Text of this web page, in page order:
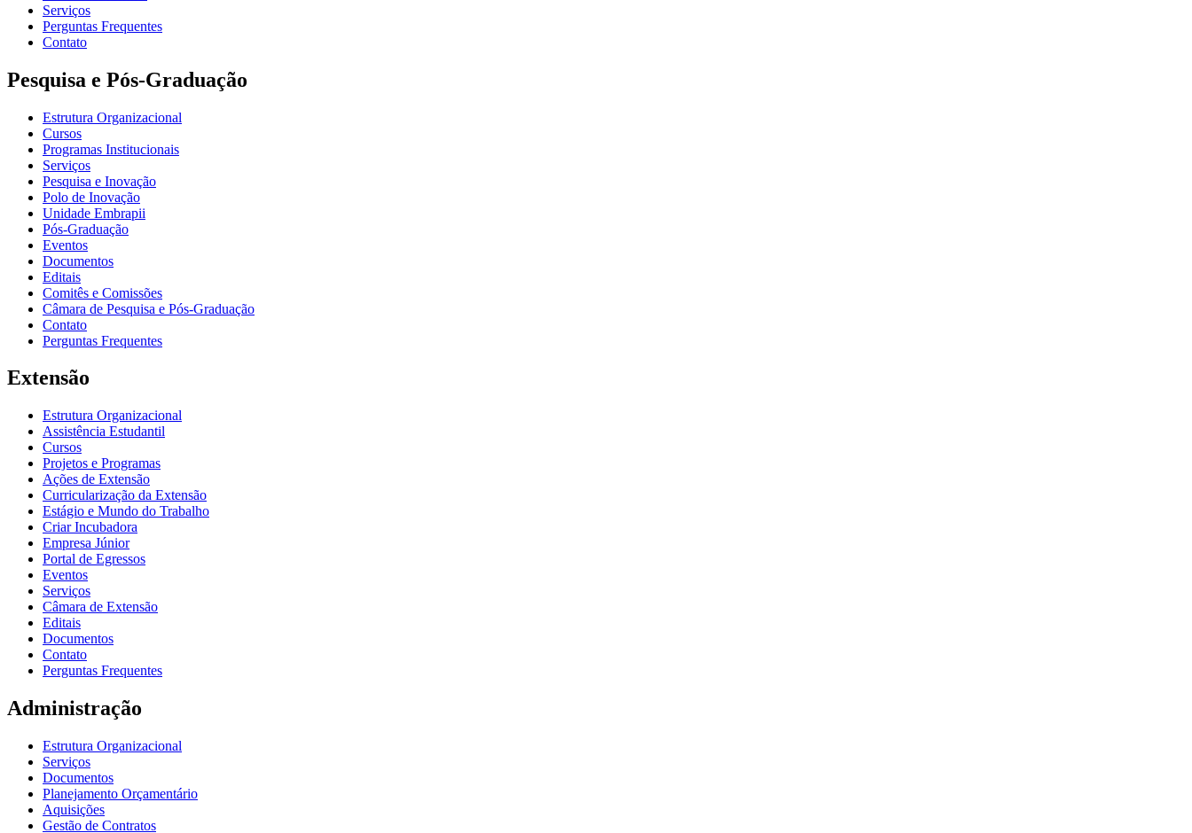
Serviços
Perguntas Frequentes
Contato
Pesquisa e Pós-Graduação
Estrutura Organizacional
Cursos
Programas Institucionais
Serviços
Pesquisa e Inovação
Polo de Inovação
Unidade Embrapii
Pós-Graduação
Eventos
Documentos
Editais
Comitês e Comissões
Câmara de Pesquisa e Pós-Graduação
Contato
Perguntas Frequentes
Extensão
Estrutura Organizacional
Assistência Estudantil
Cursos
Projetos e Programas
Ações de Extensão
Curricularização da Extensão
Estágio e Mundo do Trabalho
Criar Incubadora
Empresa Júnior
Portal de Egressos
Eventos
Serviços
Câmara de Extensão
Editais
Documentos
Contato
Perguntas Frequentes
Administração
Estrutura Organizacional
Serviços
Documentos
Planejamento Orçamentário
Aquisições
Gestão de Contratos